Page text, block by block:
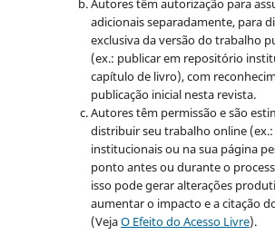
Autores têm autorização para
adicionais separadamente, para
exclusiva da versão do trabalho
(ex.: publicar em repositório
capítulo de livro), com
publicação inicial nesta revista.
Autores têm permissão e são
distribuir seu trabalho online
institucionais ou na sua página
ponto antes ou durante o
isso pode gerar alterações
aumentar o impacto e a citação
(VejaO Efeito do Acesso Livre).